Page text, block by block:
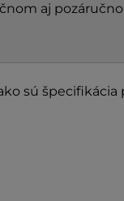
aj
sú špecifikácia